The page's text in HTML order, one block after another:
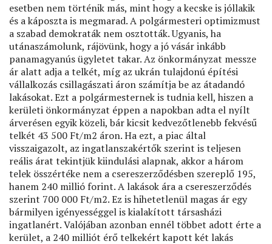
esetben nem történik más, mint hogy a kecske is jóllakik
és a káposzta is megmarad. A polgármesteri optimizmust
a szabad demokraták nem osztották. Ugyanis, ha
utánaszámolunk, rájövünk, hogy a jó vásár inkább
panamagyanús ügyletet takar. Az önkormányzat messze
ár alatt adja a telkét, míg az ukrán tulajdonú építési
vállalkozás csillagászati áron számítja be az átadandó
lakásokat. Ezt a polgármesternek is tudnia kell, hiszen a
kerületi önkormányzat éppen a napokban adta el nyílt
árverésen egyik közeli, bár kicsit kedvezőtlenebb fekvésű
telkét 43 500 Ft/m2 áron. Ha ezt, a piac által
visszaigazolt, az ingatlanszakértők szerint is teljesen
reális árat tekintjük kiindulási alapnak, akkor a három
telek összértéke nem a csereszerződésben szereplő 195,
hanem 240 millió forint. A lakások ára a csereszerződés
szerint 700 000 Ft/m2. Ez is hihetetlenül magas ár egy
bármilyen igényességgel is kialakított társasházi
ingatlanért. Valójában azonban ennél többet adott érte a
kerület, a 240 milliót érő telkekért kapott két lakás